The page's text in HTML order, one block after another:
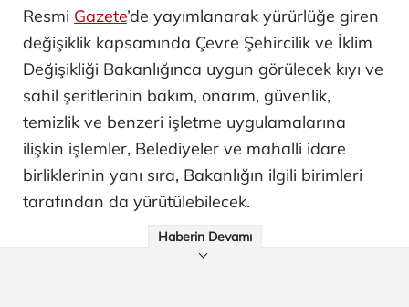
Resmi Gazete’de yayımlanarak yürürlüğe giren
değişiklik kapsamında Çevre Şehircilik ve İklim
Değişikliği Bakanlığınca uygun görülecek kıyı ve
sahil şeritlerinin bakım, onarım, güvenlik,
temizlik ve benzeri işletme uygulamalarına
ilişkin işlemler, Belediyeler ve mahalli idare
birliklerinin yanı sıra, Bakanlığın ilgili birimleri
tarafından da yürütülebilecek.
Haberin Devamı